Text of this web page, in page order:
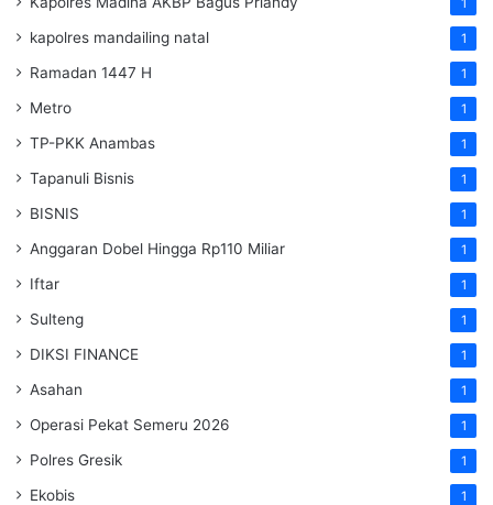
1
kapolres mandailing natal 1
Ramadan 1447 H 1
Metro 1
TP-PKK Anambas 1
Tapanuli Bisnis 1
BISNIS 1
Anggaran Dobel Hingga Rp110 Miliar 1
Iftar 1
Sulteng 1
DIKSI FINANCE 1
Asahan 1
Operasi Pekat Semeru 2026 1
Polres Gresik 1
Ekobis 1